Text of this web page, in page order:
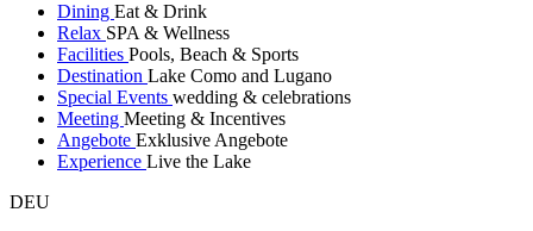
Dining Eat & Drink
Relax SPA & Wellness
Facilities Pools, Beach & Sports
Destination Lake Como and Lugano
Special Events wedding & celebrations
Meeting Meeting & Incentives
Angebote Exklusive Angebote
Experience Live the Lake
DEU